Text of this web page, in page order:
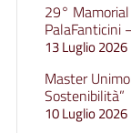
29°
PalaFanticini
13 Luglio 2026
Master
Sostenibilità”
10 Luglio 2026